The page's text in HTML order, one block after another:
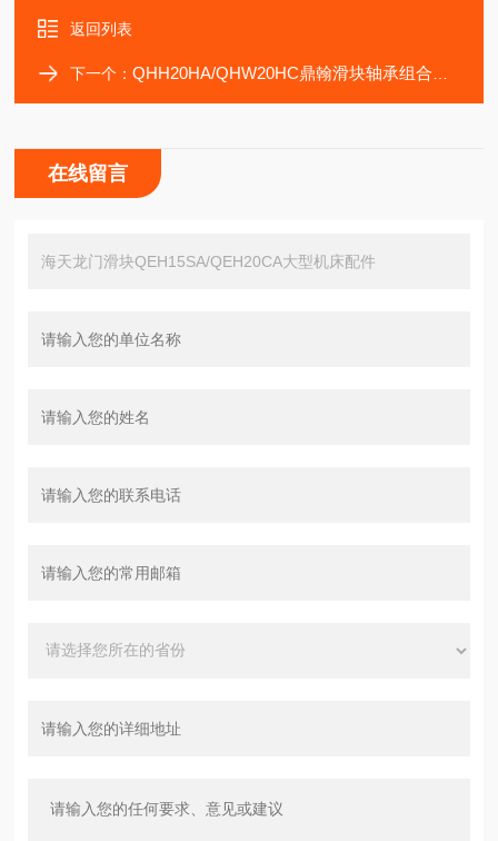
返回列表
下一个：QHH20HA/QHW20HC鼎翰滑块轴承组合数控机床传动配件供应商
在线留言